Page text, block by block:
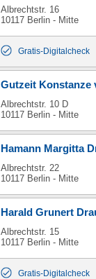
Albrechtstr. 16
10117 Berlin - Mitte
Gratis-Digitalcheck
Gutzeit Konstanze
Albrechtstr. 10 D
10117 Berlin - Mitte
Hamann Margitta
Albrechtstr. 22
10117 Berlin - Mitte
Harald Grunert
Albrechtstr. 15
10117 Berlin - Mitte
Gratis-Digitalcheck